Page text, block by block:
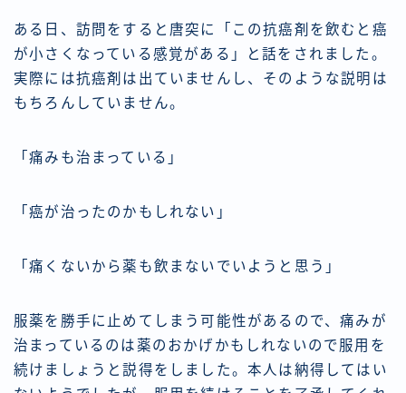
ある日、訪問をすると唐突に「この抗癌剤を飲むと癌
が小さくなっている感覚がある」と話をされました。
実際には抗癌剤は出ていませんし、そのような説明は
もちろんしていません。
「痛みも治まっている」
「癌が治ったのかもしれない」
「痛くないから薬も飲まないでいようと思う」
服薬を勝手に止めてしまう可能性があるので、痛みが
治まっているのは薬のおかげかもしれないので服用を
続けましょうと説得をしました。本人は納得してはい